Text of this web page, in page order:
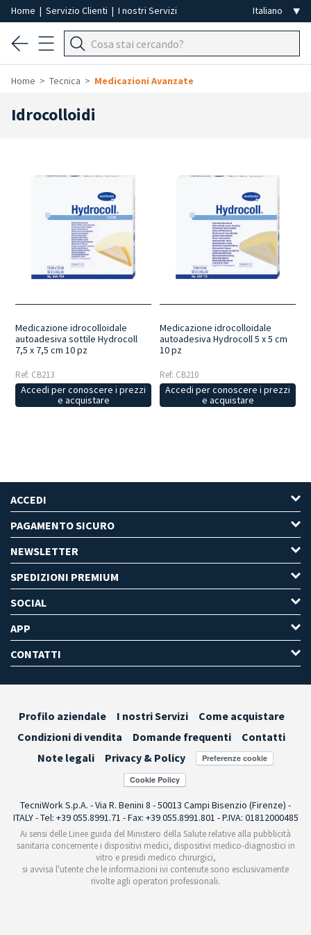
Home | Servizio Clienti | I nostri Servizi
Home Tecnica Medicazioni Avanzate
Idrocolloidi
Medicazione idrocolloidale
autoadesiva sottile Hydrocoll
7,5 x 7,5 cm 10 pz
Ref: CB213
Accedi per conoscere i prezzi
e acquistare
Medicazione idrocolloidale
autoadesiva Hydrocoll 5 x 5 cm
10 pz
Ref: CB210
Accedi per conoscere i prezzi
e acquistare
ACCEDI
PAGAMENTO SICURO
NEWSLETTER
SPEDIZIONI PREMIUM
SOCIAL
APP
CONTATTI
Profilo aziendale I nostri Servizi
Come acquistare
Condizioni di vendita
Domande frequenti
Contatti
Note legali
Privacy & Policy Preferenze cookie
TecniWork S.p.A. - Via R. Benini 8 - 50013 Campi Bisenzio (Firenze) -
ITALY - Tel: +39 055.8991.71 - Fax: +39 055.8991.801 - P.IVA: 01812000485
Ai sensi delle Linee guida del Ministero della Salute relative alla pubblicità
sanitaria concernente i dispositivi medici, dispositivi medico-diagnostici in
vitro e presidi medico chirurgici,
si avvisa l'utente che le informazioni ivi contenute sono esclusivamente
rivolte agli operatori professionali.